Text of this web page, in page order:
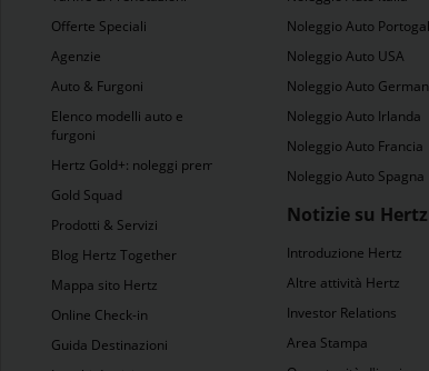
Offerte Speciali
Agenzie
Auto & Furgoni
Elenco modelli auto e
furgoni
Hertz Gold+: noleggi premio
Gold Squad
Prodotti & Servizi
Blog Hertz Together
Mappa sito Hertz
Online Check-in
Guida Destinazioni
Noleggio Auto
Noleggio Auto USA
Noleggio Auto
Noleggio Auto Irlanda
Noleggio Auto Francia
Noleggio Auto Spagna
Notizie su Hertz
Introduzione Hertz
Altre attività Hertz
Investor Relations
Area Stampa